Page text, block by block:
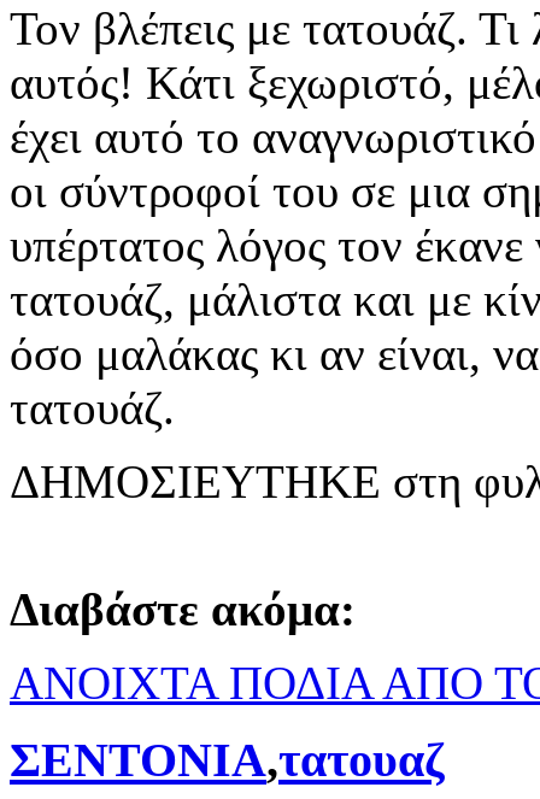
Τον βλέπεις με τατουάζ. Τι
αυτός! Κάτι ξεχωριστό,
έχει αυτό το
οι σύντροφοί του σε μια
υπέρτατος λόγος τον
τατουάζ, μάλιστα και με
όσο μαλάκας κι αν είναι,
τατουάζ.
ΔΗΜΟΣΙΕΥΤΗΚΕ στη
Διαβάστε ακόμα:
ΑΝΟΙΧΤΑ ΠΟΔΙΑ ΑΠΟ
ΣΕΝΤΟΝΙΑ,τατουαζ